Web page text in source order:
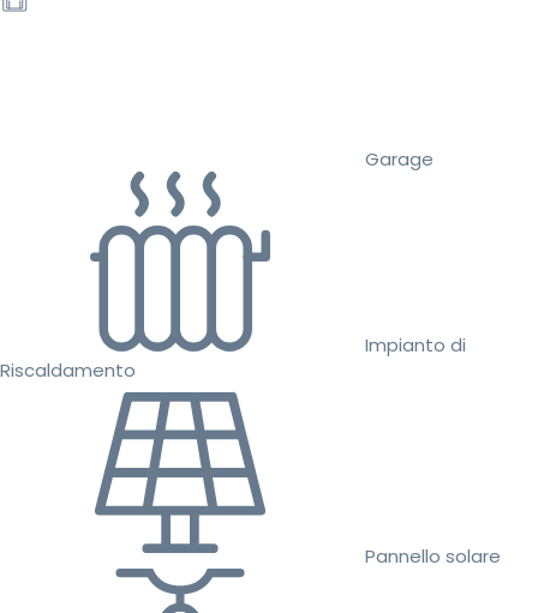
Garage
Impianto di
Riscaldamento
Pannello solare